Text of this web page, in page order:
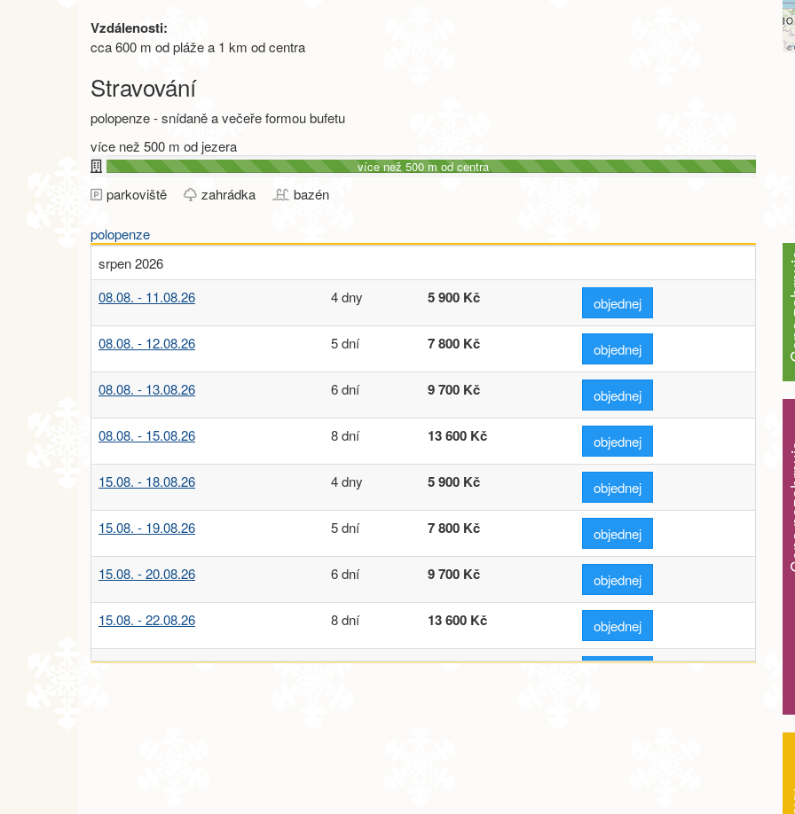
Vzdálenosti:
cca 600 m od pláže a 1 km od centra
Stravování
polopenze - snídaně a večeře formou bufetu
více než 500 m od jezera
více než 500 m od centra
parkoviště zahrádka bazén
©
polopenze
srpen 2026
08.08. - 11.08.26
4 dny 5 900 Kč objednej
08.08. - 12.08.26 5 dní 7 800 Kč objednej
08.08. - 13.08.26 6 dní 9 700 Kč objednej
08.08. - 15.08.26 8 dní 13 600 Kč objednej
15.08. - 18.08.26 4 dny 5 900 Kč objednej
15.08. - 19.08.26 5 dní 7 800 Kč objednej
15.08. - 20.08.26 6 dní 9 700 Kč objednej
15.08. - 22.08.26 8 dní 13 600 Kč objednej
22.08. - 25.08.26 4 dny 5 900 Kč